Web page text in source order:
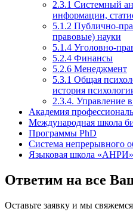
2.3.1 Системный
информации,
5.1.2 Публично-
правовые) науки
5.1.4 Уголовно-
5.2.4 Финансы
5.2.6 Менеджмент
5.3.1 Общая
история
2.3.4. Управление
Академия
Международная школа
Программы PhD
Система непрерывного
Языковая школа «АНРИ»
Ответим на все
Оставьте заявку и мы